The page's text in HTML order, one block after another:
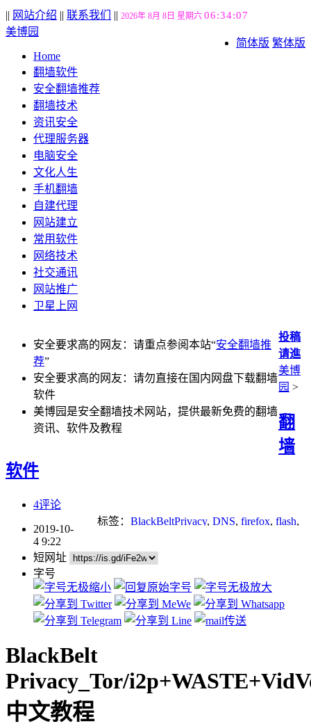
|| 网站介绍 || 联系我们 || 2026年 8月 8日 星期六 06:34:08
简体版 繁体版
美博园
Home
翻墙软件
安全翻墙推荐
翻墙技术
资讯安全
代理服务器
电脑安全
文化人生
手机翻墙
自建代理
网站建立
常用软件
网络技术
社交通讯
网站推广
卫星上网
安全要求高的网友：请重点参阅本站“安全翻墙推
荐”
安全要求高的网友：请勿直接在国内网盘下载翻墙
软件
美博园是安全翻墙技术网站，提供最新免费的翻墙
资讯、软件及教程
投稿
请進
美博
园 >
翻
墙
软件
4评论
标签： BlackBeltPrivacy, DNS, firefox, flash,
2019-10-
4 9:22
短网址
字号
BlackBelt
Privacy_Tor/
中文教程